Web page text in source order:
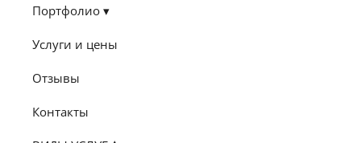
Портфолио
Услуги и цены
Отзывы
Контакты